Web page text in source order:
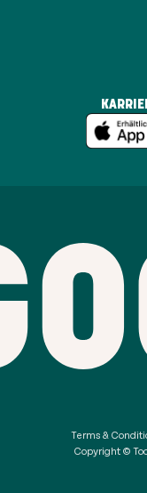
Terms &
Copyright ©